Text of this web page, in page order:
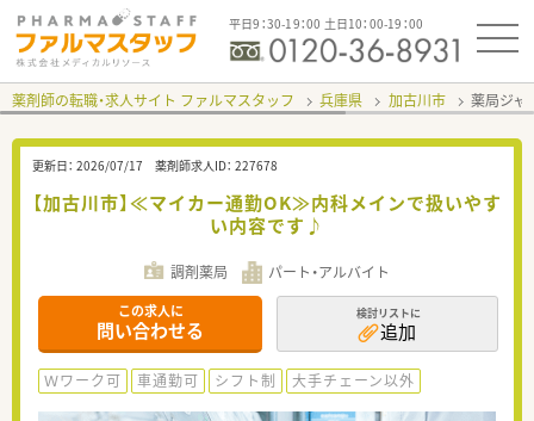
平日9：30-19：00 土日10：00-19：00
薬剤師の転職・求人サイト ファルマスタッフ 兵庫県 加古川市 薬局ジ
更新日： 2026/07/17 薬剤師求人ID： 227678
【加古川市】≪マイカー通勤OK≫内科メインで扱いやす
い内容です♪
調剤薬局 パート・アルバイト
この求人に
問い合わせる
検討リストに
追加
Ｗワーク可 車通勤可 シフト制 大手チェーン以外